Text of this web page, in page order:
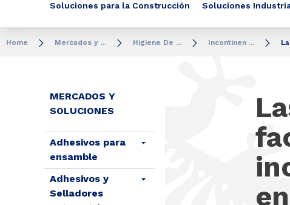
Soluciones para la Construcción Soluciones
Home Mercados y ... Higiene De ... Incontinen ...
MERCADOS Y
SOLUCIONES
Adhesivos para
ensamble
Adhesivos y
Selladores